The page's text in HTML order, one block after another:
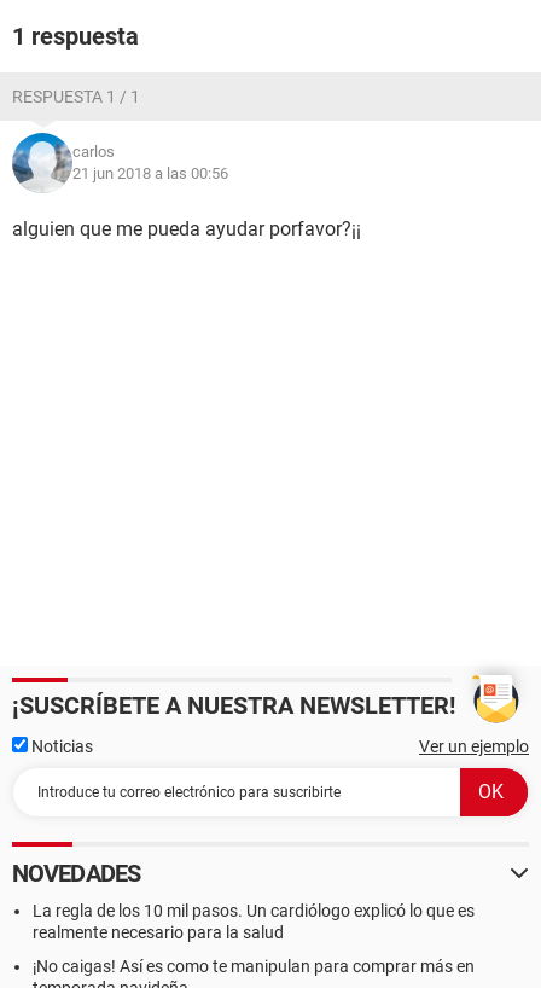
1 respuesta
RESPUESTA 1 / 1
carlos
21 jun 2018 a las 00:56
alguien que me pueda ayudar porfavor?¡¡
¡SUSCRÍBETE A NUESTRA NEWSLETTER!
Noticias Ver un ejemplo
NOVEDADES
La regla de los 10 mil pasos. Un cardiólogo explicó lo que es
realmente necesario para la salud
¡No caigas! Así es como te manipulan para comprar más en